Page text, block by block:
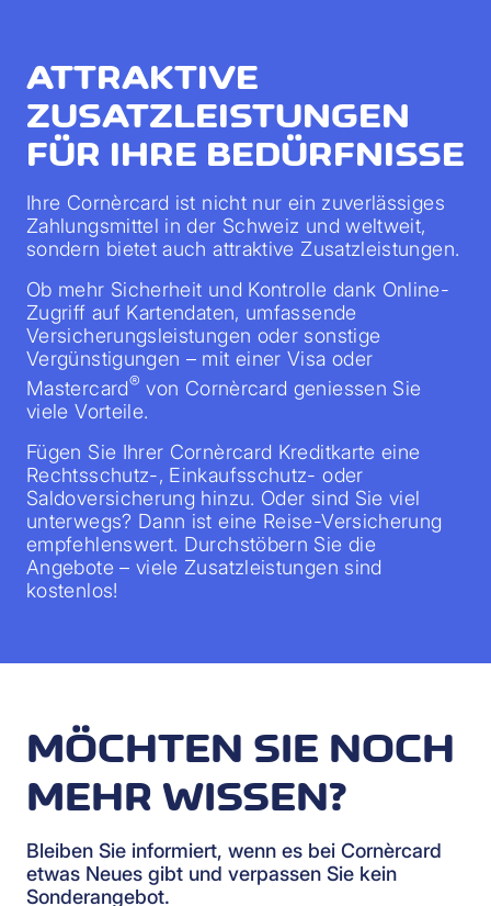
ATTRAKTIVE
ZUSATZLEISTUNGEN
FÜR IHRE BEDÜRFNISSE
Ihre Cornèrcard ist nicht nur ein zuverlässiges
Zahlungsmittel in der Schweiz und weltweit,
sondern bietet auch attraktive Zusatzleistungen.
Ob mehr Sicherheit und Kontrolle dank Online-
Zugriff auf Kartendaten, umfassende
Versicherungsleistungen oder sonstige
Vergünstigungen – mit einer Visa oder
Mastercard® von Cornèrcard geniessen Sie
viele Vorteile.
Fügen Sie Ihrer Cornèrcard Kreditkarte eine
Rechtsschutz-, Einkaufsschutz- oder
Saldoversicherung hinzu. Oder sind Sie viel
unterwegs? Dann ist eine Reise-Versicherung
empfehlenswert. Durchstöbern Sie die
Angebote – viele Zusatzleistungen sind
kostenlos!
MÖCHTEN SIE NOCH
MEHR WISSEN?
Bleiben Sie informiert, wenn es bei Cornèrcard
etwas Neues gibt und verpassen Sie kein
Sonderangebot.